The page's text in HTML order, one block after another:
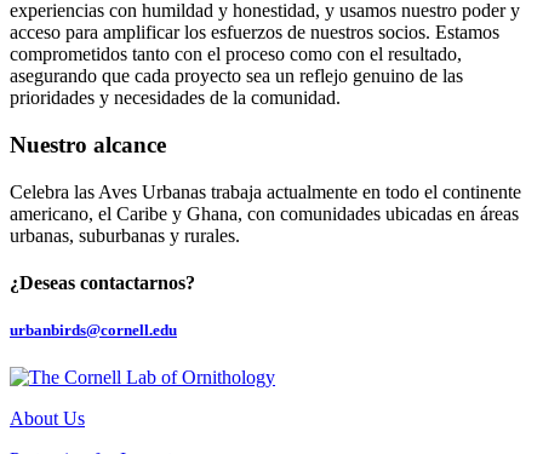
experiencias con humildad y honestidad, y usamos nuestro poder y
acceso para amplificar los esfuerzos de nuestros socios. Estamos
comprometidos tanto con el proceso como con el resultado,
asegurando que cada proyecto sea un reflejo genuino de las
prioridades y necesidades de la comunidad.
Nuestro alcance
Celebra las Aves Urbanas trabaja actualmente en todo el continente
americano, el Caribe y Ghana, con comunidades ubicadas en áreas
urbanas, suburbanas y rurales.
¿Deseas contactarnos?
urbanbirds@cornell.edu
About Us